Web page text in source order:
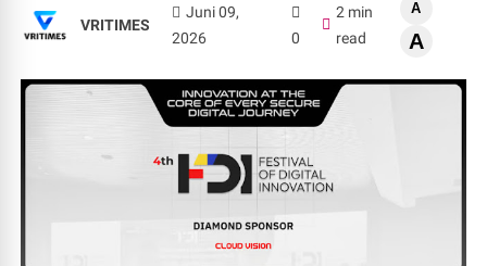
VRITIMES
Juni 09,
2026
0
2 min
read
A
A